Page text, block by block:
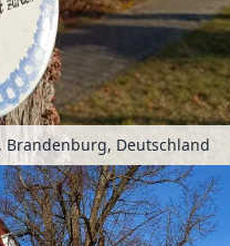
Brandenburg, Deutschland